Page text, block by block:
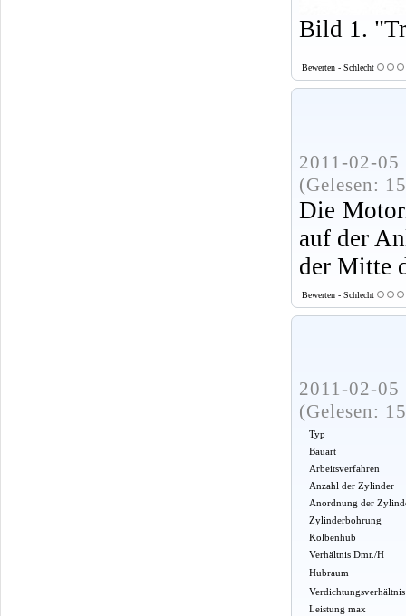
Bild 1.
Bewerten - Schlecht
2011-02-
(Gelesen:
Die
auf der
der Mitte
Bewerten - Schlecht
2011-02-
(Gelesen:
Typ
Bauart
Arbeitsverfahren
Anzahl der Zylinder
Anordnung der
Zylinderbohrung
Kolbenhub
Verhältnis Dmr./H
Hubraum
Verdichtungsverhältnis
Leistung max